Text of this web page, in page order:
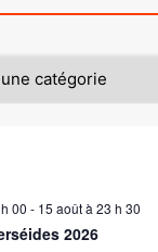
00 - 15 août à 23 h 30
2026